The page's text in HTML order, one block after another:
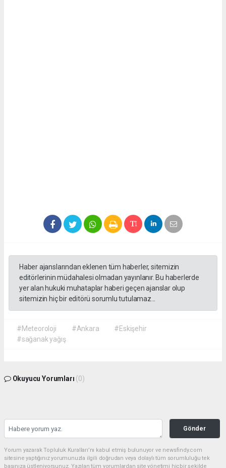
Haber ajanslarından eklenen tüm haberler, sitemizin
editörlerinin müdahalesi olmadan yayınlanır. Bu haberlerde
yer alan hukuki muhataplar haberi geçen ajanslar olup
sitemizin hiç bir editörü sorumlu tutulamaz...
#Meteoroloji #Ankara
#Eskişehir
#sağanak yağış
Okuyucu Yorumları (0)
Gönder
Yorum yazarak Topluluk Kuralları’nı kabul etmiş bulunuyor ve newsfindy.com
sitesine yaptığınız yorumunuzla ilgili doğrudan veya dolaylı tüm sorumluluğu tek
başınıza üstleniyorsunuz. Yazılan tüm yorumlardan site yönetimi hiçbir şekilde